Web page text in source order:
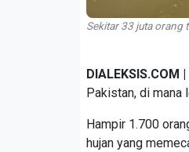
Sekitar 33 juta orang
DIALEKSIS.COM
Pakistan, di mana
Hampir 1.700
hujan yang